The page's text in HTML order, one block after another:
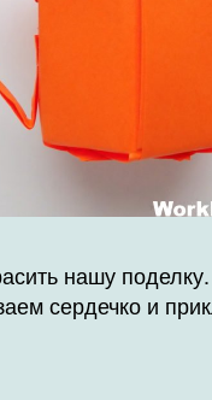
нашу
сердечко и